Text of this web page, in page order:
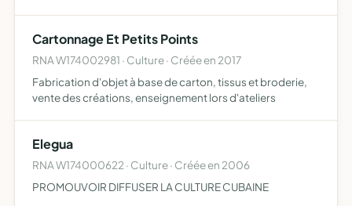
Cartonnage Et Petits Points
RNA W174002981 · Culture · Créée en 2017
Fabrication d'objet à base de carton, tissus et broderie,
vente des créations, enseignement lors d'ateliers
Elegua
RNA W174000622 · Culture · Créée en 2006
PROMOUVOIR DIFFUSER LA CULTURE CUBAINE